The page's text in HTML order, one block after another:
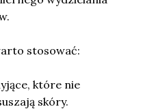
stosować:
które nie
skóry.